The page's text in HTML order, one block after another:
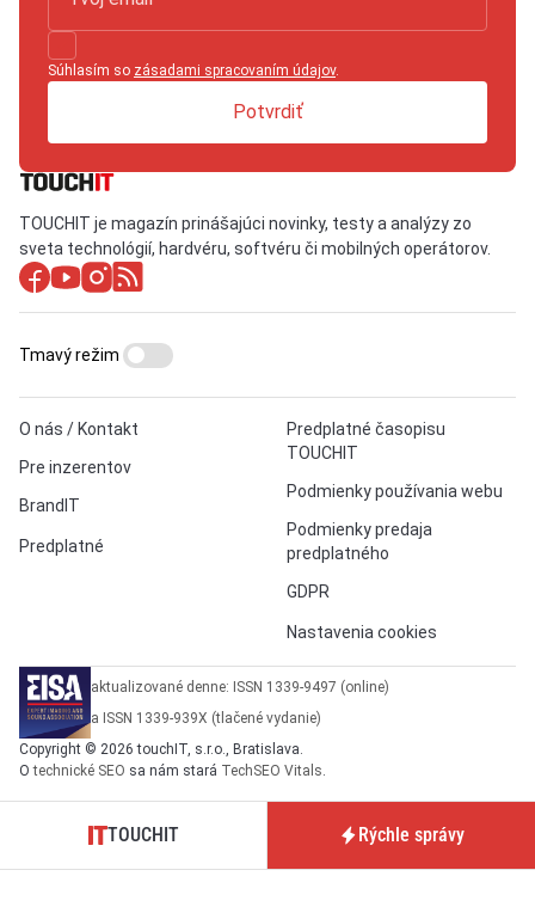
Súhlasím so zásadami spracovaním údajov.
Potvrdiť
TOUCHIT je magazín prinášajúci novinky, testy a analýzy zo
sveta technológií, hardvéru, softvéru či mobilných operátorov.
O nás / Kontakt
Pre inzerentov
BrandIT
Predplatné
Predplatné časopisu
TOUCHIT
Podmienky používania webu
Podmienky predaja
predplatného
GDPR
Nastavenia cookies
Tmavý režim
aktualizované denne: ISSN 1339-9497 (online)
a ISSN 1339-939X (tlačené vydanie)
Copyright © 2026 touchIT, s.r.o., Bratislava.
Otechnické SEO sa nám stará TechSEO Vitals.
TOUCHIT Rýchle správy